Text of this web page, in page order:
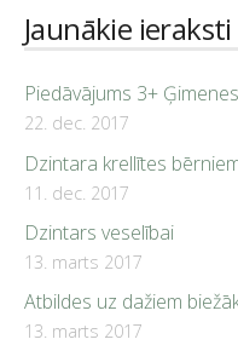
Jaunākie ieraksti
Piedāvājums 3+
22. dec. 2017
Dzintara krellītes
11. dec. 2017
Dzintars veselībai
13. marts 2017
Atbildes uz dažiem
13. marts 2017